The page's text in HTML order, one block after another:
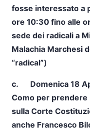
fosse interessato a
ore 10:30 fino alle
sede dei radicali a
Malachia Marchesi
“radical”)
c. Domenica 18
Como per
sulla Corte
anche Francesco